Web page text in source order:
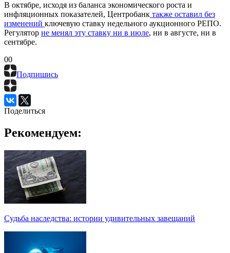
В октябре, исходя из баланса экономического роста и
инфляционных показателей, Центробанк также оставил без
изменений ключевую ставку недельного аукционного РЕПО.
Регулятор не менял эту ставку ни в июле, ни в августе, ни в
сентябре.
00
Подпишись
Поделиться
Рекомендуем:
Судьба наследства: истории удивительных завещаний